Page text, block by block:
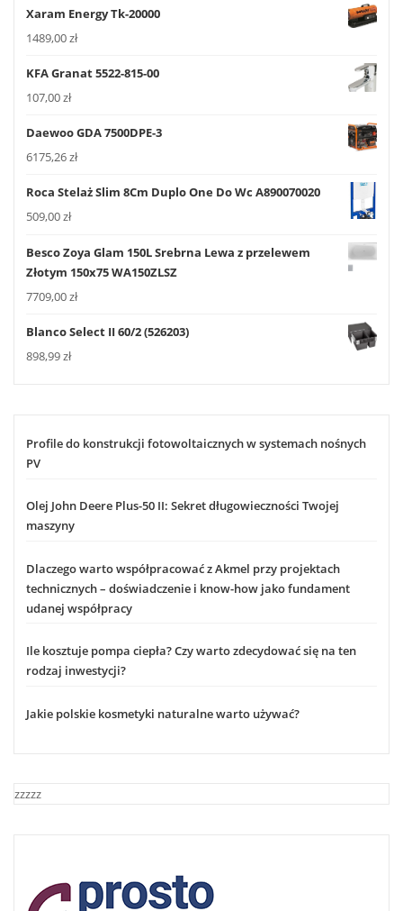
Xaram Energy Tk-20000
1489,00zł
KFA Granat 5522-815-00
107,00zł
Daewoo GDA 7500DPE-3
6175,26zł
Roca Stelaż Slim 8Cm Duplo One Do Wc A890070020
509,00zł
Besco Zoya Glam 150L Srebrna Lewa z przelewem
Złotym 150x75 WA150ZLSZ
7709,00zł
Blanco Select II 60/2 (526203)
898,99zł
Profile do konstrukcji fotowoltaicznych w systemach nośnych
PV
Olej John Deere Plus-50 II: Sekret długowieczności Twojej
maszyny
Dlaczego warto współpracować z Akmel przy projektach
technicznych – doświadczenie i know-how jako fundament
udanej współpracy
Ile kosztuje pompa ciepła? Czy warto zdecydować się na ten
rodzaj inwestycji?
Jakie polskie kosmetyki naturalne warto używać?
zzzzz